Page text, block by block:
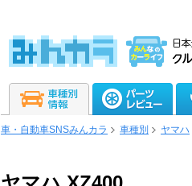
車・自動車SNSみんカラ 車種別 ヤマハ